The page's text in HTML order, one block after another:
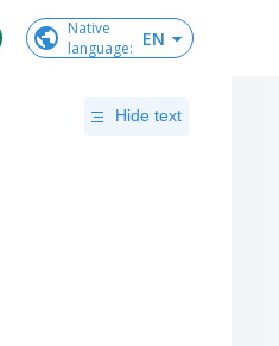
Native
language: EN
Hide text